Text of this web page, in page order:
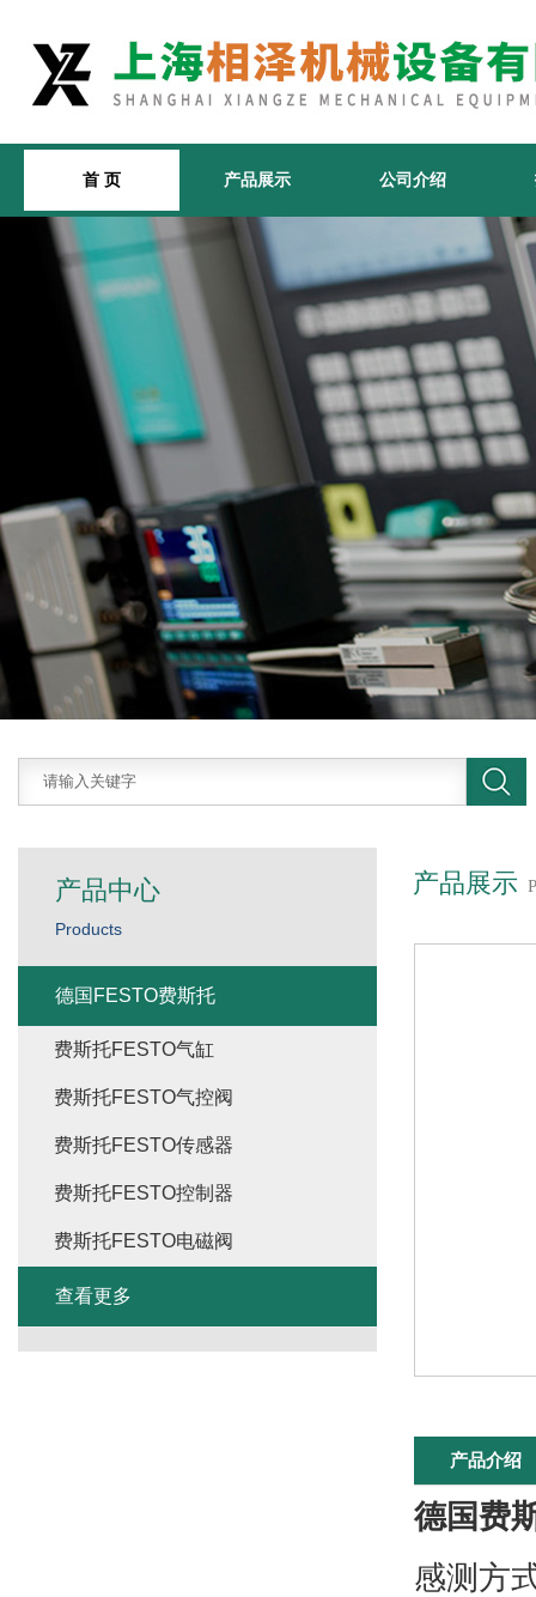
首 页 产品展示 公司介绍
产品展示
产品介绍
德国费
感测方
产品中心
Products
德国FESTO费斯托
费斯托FESTO气缸
费斯托FESTO气控阀
费斯托FESTO传感器
费斯托FESTO控制器
费斯托FESTO电磁阀
查看更多